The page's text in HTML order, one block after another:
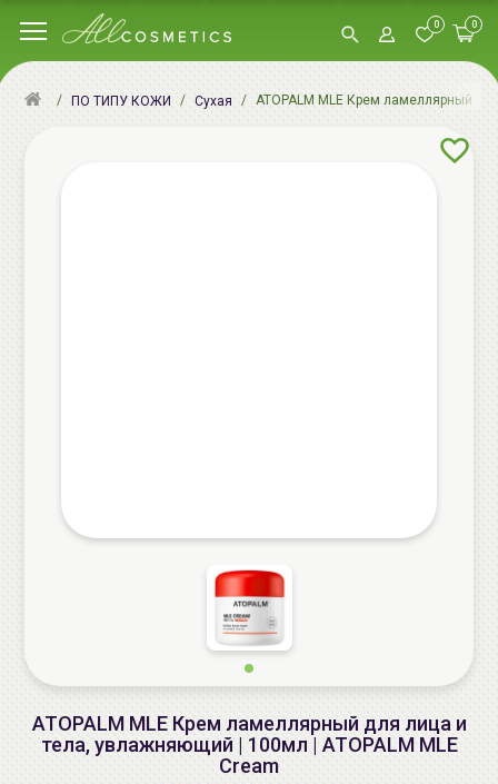
0 0
ПО ТИПУ КОЖИ Сухая ATOPALM MLE Крем ламеллярный
ATOPALM MLE Крем ламеллярный для лица и
тела, увлажняющий | 100мл | ATOPALM MLE
Cream